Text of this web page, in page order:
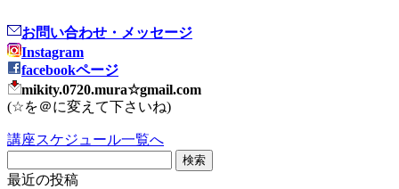
お問い合わせ・メッセージ
Instagram
facebookページ
mikity.0720.mura☆gmail.com
(☆を＠に変えて下さいね)
講座スケジュール一覧へ
最近の投稿